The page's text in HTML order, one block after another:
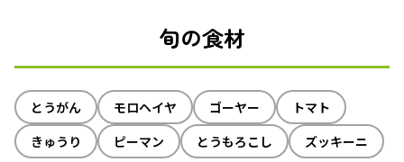
旬の食材
とうがん モロヘイヤ ゴーヤー
トマト
きゅうり
ピーマン とうもろこし ズッキーニ